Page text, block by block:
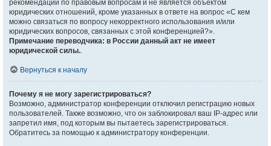
рекомендаций по правовым вопросам и не является объектом
юридических отношений, кроме указанных в ответе на вопрос «С кем
можно связаться по вопросу некорректного использования и/или
юридических вопросов, связанных с этой конференцией?».
Примечание переводчика: в России данный акт не имеет
юридической силы..
Вернуться к началу
Почему я не могу зарегистрироваться?
Возможно, администратор конференции отключил регистрацию новых
пользователей. Также возможно, что он заблокировал ваш IP-адрес или
запретил имя, под которым вы пытаетесь зарегистрироваться.
Обратитесь за помощью к администратору конференции.